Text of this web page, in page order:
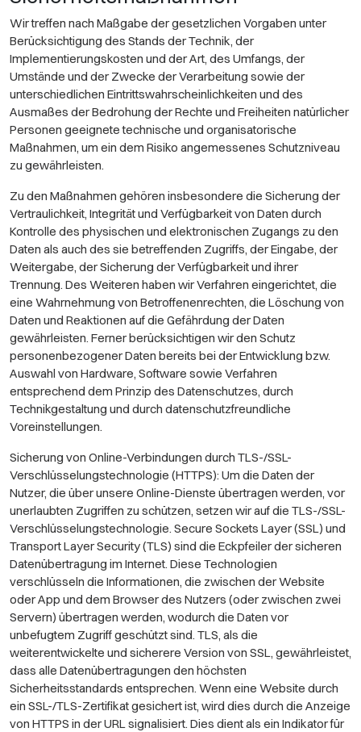
Wir treffen nach Maßgabe der gesetzlichen Vorgaben unter
Berücksichtigung des Stands der Technik, der
Implementierungskosten und der Art, des Umfangs, der
Umstände und der Zwecke der Verarbeitung sowie der
unterschiedlichen Eintrittswahrscheinlichkeiten und des
Ausmaßes der Bedrohung der Rechte und Freiheiten natürlicher
Personen geeignete technische und organisatorische
Maßnahmen, um ein dem Risiko angemessenes Schutzniveau
zu gewährleisten.
Zu den Maßnahmen gehören insbesondere die Sicherung der
Vertraulichkeit, Integrität und Verfügbarkeit von Daten durch
Kontrolle des physischen und elektronischen Zugangs zu den
Daten als auch des sie betreffenden Zugriffs, der Eingabe, der
Weitergabe, der Sicherung der Verfügbarkeit und ihrer
Trennung. Des Weiteren haben wir Verfahren eingerichtet, die
eine Wahrnehmung von Betroffenenrechten, die Löschung von
Daten und Reaktionen auf die Gefährdung der Daten
gewährleisten. Ferner berücksichtigen wir den Schutz
personenbezogener Daten bereits bei der Entwicklung bzw.
Auswahl von Hardware, Software sowie Verfahren
entsprechend dem Prinzip des Datenschutzes, durch
Technikgestaltung und durch datenschutzfreundliche
Voreinstellungen.
Sicherung von Online-Verbindungen durch TLS-/SSL-
Verschlüsselungstechnologie (HTTPS): Um die Daten der
Nutzer, die über unsere Online-Dienste übertragen werden, vor
unerlaubten Zugriffen zu schützen, setzen wir auf die TLS-/SSL-
Verschlüsselungstechnologie. Secure Sockets Layer (SSL) und
Transport Layer Security (TLS) sind die Eckpfeiler der sicheren
Datenübertragung im Internet. Diese Technologien
verschlüsseln die Informationen, die zwischen der Website
oder App und dem Browser des Nutzers (oder zwischen zwei
Servern) übertragen werden, wodurch die Daten vor
unbefugtem Zugriff geschützt sind. TLS, als die
weiterentwickelte und sicherere Version von SSL, gewährleistet,
dass alle Datenübertragungen den höchsten
Sicherheitsstandards entsprechen. Wenn eine Website durch
ein SSL-/TLS-Zertifikat gesichert ist, wird dies durch die Anzeige
von HTTPS in der URL signalisiert. Dies dient als ein Indikator für